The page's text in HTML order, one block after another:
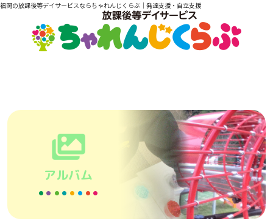
福岡の放課後等デイサービスならちゃれんじくらぶ｜発達支援・自立支援
アルバム